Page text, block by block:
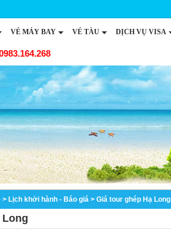
VÉ MÁY BAY VÉ TÀU DỊCH VỤ VISA
> Lịch khởi hành - Báo giá > Giá tour ghép Hạ Long
Long